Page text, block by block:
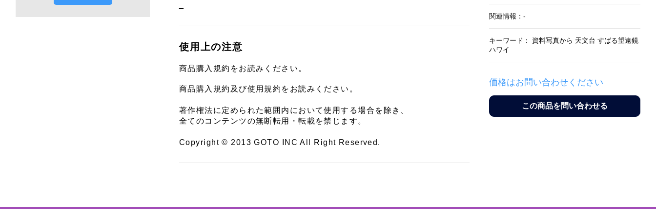
使用上の注意
商品購入規約をお読みください。
商品購入規約及び使用規約をお読みください。
著作権法に定められた範囲内において使用する場合を除き、
全てのコンテンツの無断転用・転載を禁じます。
Copyright © 2013 GOTO INC All Right Reserved.
関連情報：-
キーワード： 資料写真から 天文台 すばる望遠鏡
ハワイ
価格はお問い合わせください
この商品を問い合わせる